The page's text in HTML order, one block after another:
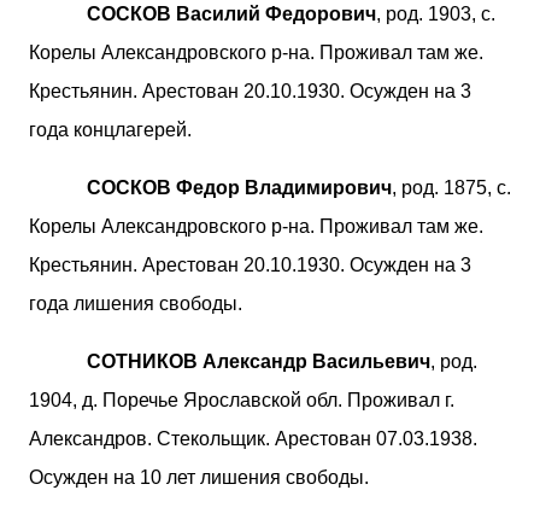
СОСКОВ Василий Федорович, род. 1903, с.
Корелы Александровского р-на. Проживал там же.
Крестьянин. Арестован 20.10.1930. Осужден на 3
года концлагерей.
СОСКОВ Федор Владимирович, род. 1875, с.
Корелы Александровского р-на. Проживал там же.
Крестьянин. Арестован 20.10.1930. Осужден на 3
года лишения свободы.
СОТНИКОВ Александр Васильевич, род.
1904, д. Поречье Ярославской обл. Проживал г.
Александров. Стекольщик. Арестован 07.03.1938.
Осужден на 10 лет лишения свободы.